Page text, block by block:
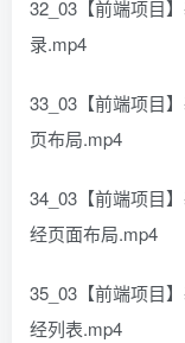
32_03【前端项目
录.mp4
33_03【前端项目
页布局.mp4
34_03【前端项目
经页面布局.mp4
35_03【前端项目
经列表.mp4